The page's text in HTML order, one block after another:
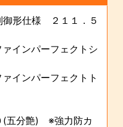
御形仕様 ２１１．５
インパーフェクトシ
ンパーフェクトト
(五分艶) ※強力防カ